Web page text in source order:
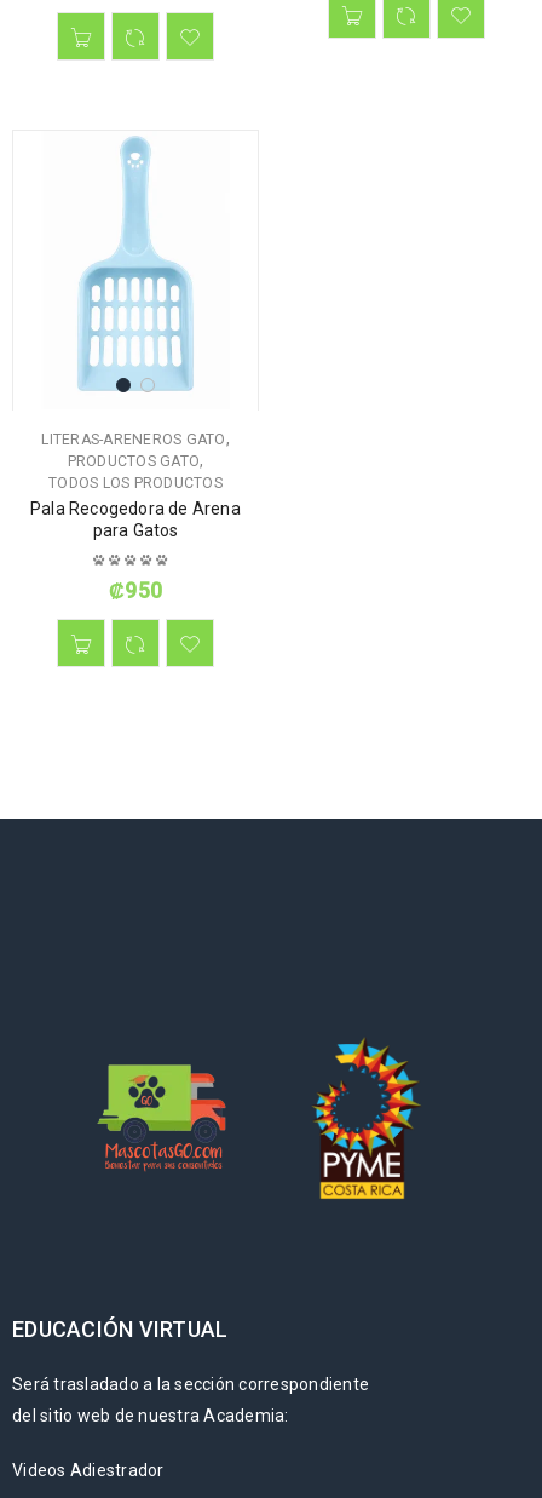
LITERAS-ARENEROS GATO,
PRODUCTOS GATO,
TODOS LOS PRODUCTOS
Pala Recogedora de Arena
para Gatos
₡950
EDUCACIÓN VIRTUAL
Será trasladado a la sección correspondiente
del sitio web de nuestra Academia:
Videos Adiestrador